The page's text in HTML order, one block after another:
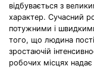
відбувається з
характер. Сучасний
потужними і
того, що людина
зростаючій
робочих місцях